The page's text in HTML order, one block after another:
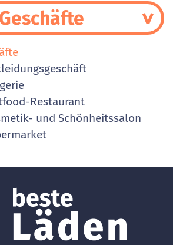
Geschäfte
Restaurant
und Schönheitssalon